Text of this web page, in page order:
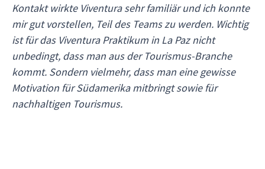
Kontakt wirkte Viventura sehr familiär und ich konnte
mir gut vorstellen, Teil des Teams zu werden. Wichtig
ist für das Viventura Praktikum in La Paz nicht
unbedingt, dass man aus der Tourismus-Branche
kommt. Sondern vielmehr, dass man eine gewisse
Motivation für Südamerika mitbringt sowie für
nachhaltigen Tourismus.